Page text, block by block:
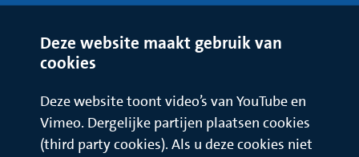
Deze website maakt gebruik van
cookies
Deze website toont video’s van YouTube en
Vimeo. Dergelijke partijen plaatsen cookies
(third party cookies). Als u deze cookies niet